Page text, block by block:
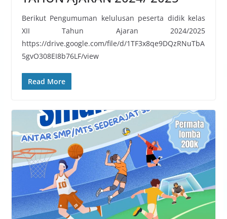
Berikut Pengumuman kelulusan peserta didik kelas
XII Tahun Ajaran 2024/2025
https://drive.google.com/file/d/1TF3x8qe9DQzRNuTbA
5gvO308EI8b76LF/view
Read More